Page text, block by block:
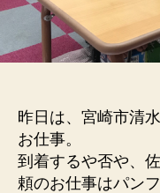
昨日は、宮崎市清
お仕事。
到着するや否や、
頼のお仕事はパン